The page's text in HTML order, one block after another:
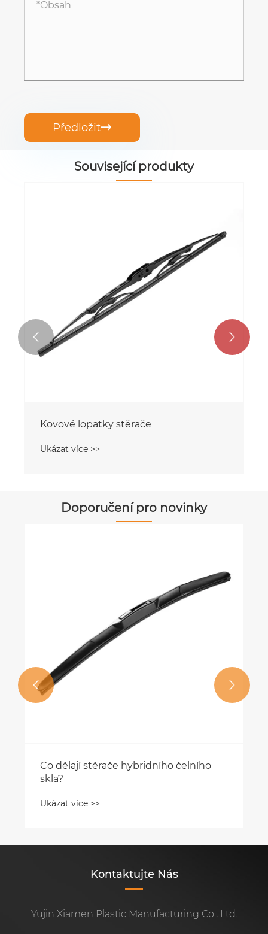
Předložit
Související produkty
Kovové lopatky stěrače
Ukázat více >>
 
Doporučení pro novinky
Co dělají stěrače hybridního čelního
skla?
Ukázat více >>
 
Kontaktujte Nás
Yujin Xiamen Plastic Manufacturing Co., Ltd.